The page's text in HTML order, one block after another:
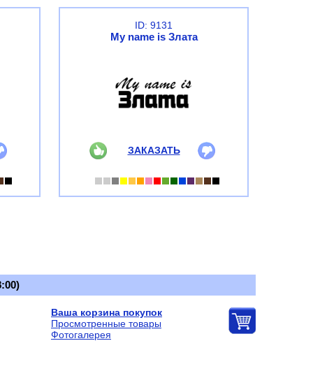
ID: 9131
My name is Злата
ЗАКАЗАТЬ
Ваша корзина покупок
Просмотренные товары
Фотогалерея